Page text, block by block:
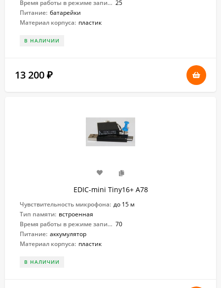
Время работы в режиме записи: 25
Питание: батарейки
Материал корпуса: пластик
В НАЛИЧИИ
13 200 ₽
EDIC-mini Tiny16+ А78
Чувствительность микрофона: до 15 м
Тип памяти: встроенная
Время работы в режиме записи: 70
Питание: аккумулятор
Материал корпуса: пластик
В НАЛИЧИИ